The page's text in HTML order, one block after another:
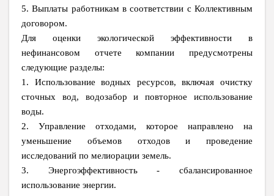
5. Выплаты работникам в соответствии с Коллективным
договором.
Для оценки экологической эффективности в
нефинансовом отчете компании предусмотрены
следующие разделы:
1. Использование водных ресурсов, включая очистку
сточных вод, водозабор и повторное использование
воды.
2. Управление отходами, которое направлено на
уменьшение объемов отходов и проведение
исследований по мелиорации земель.
3. Энергоэффективность - сбалансированное
использование энергии.